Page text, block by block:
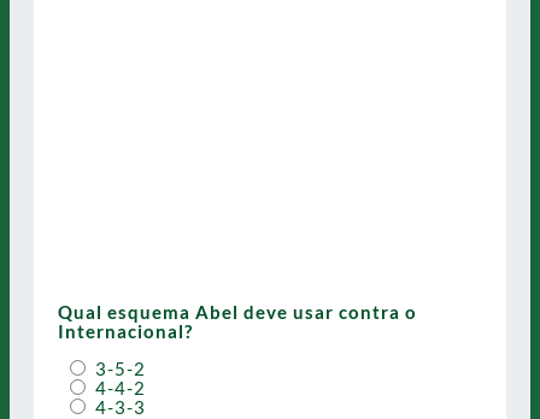
Qual esquema Abel deve usar contra o
Internacional?
3-5-2
4-4-2
4-3-3